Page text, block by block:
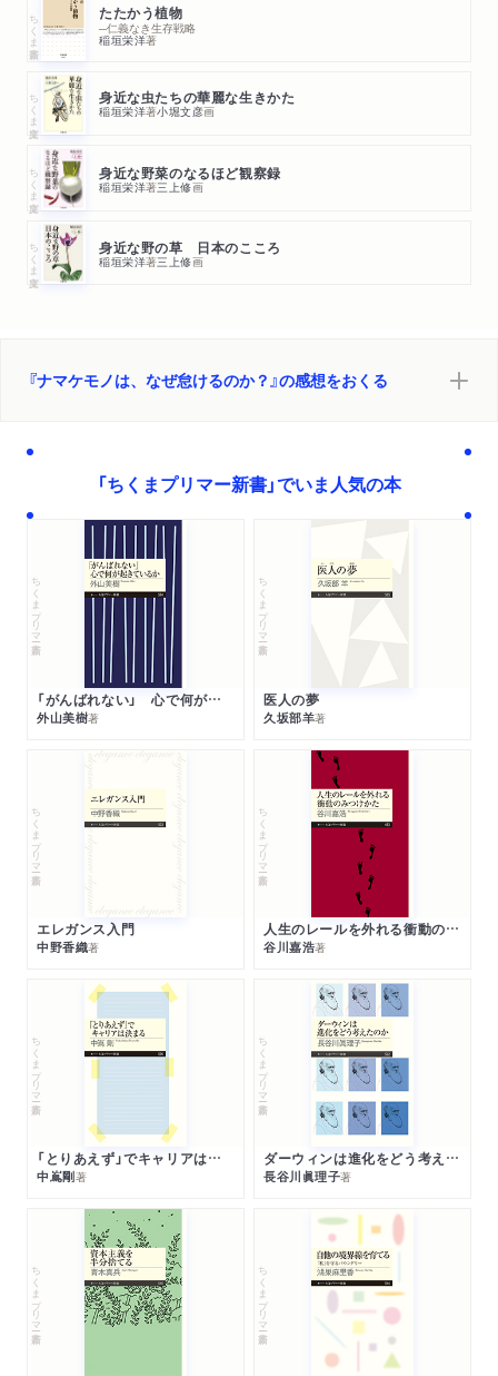
ちくま新書 たたかう植物
─仁義なき生存戦略
稲垣栄洋著
ちくま文庫 身近な虫たちの華麗な生きかた
稲垣栄洋著小堀文彦画
ちくま文庫 身近な野菜のなるほど観察録
稲垣栄洋著三上修画
ちくま文庫 身近な野の草 日本のこころ
稲垣栄洋著三上修画
『ナマケモノは、なぜ怠けるのか？』の感想をおくる
「ちくまプリマー新書」でいま人気の本
ちくまプリマー新書
「がんばれない」 心で何が起きているか
外山美樹著
ちくまプリマー新書
医人の夢
久坂部羊著
ちくまプリマー新書
エレガンス入門
中野香織著
ちくまプリマー新書
人生のレールを外れる衝動のみつけかた
谷川嘉浩著
ちくまプリマー新書
「とりあえず」でキャリアは決まる
中嶌剛著
ちくまプリマー新書
ダーウィンは進化をどう考えたのか
長谷川眞理子著
ちくまプリマー新書 ちくまプリマー新書